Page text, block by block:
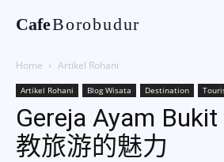
CafeBorobudur
Home Artikel Rohani
Artikel Rohani Blog Wisata Destination
Gereja Ayam
教旅游的魅力